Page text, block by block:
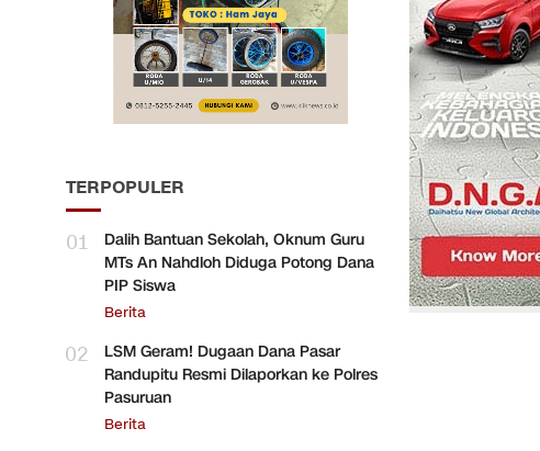
TERPOPULER
01
Dalih Bantuan Sekolah, Oknum Guru
MTs An Nahdloh Diduga Potong Dana
PIP Siswa
Berita
02
LSM Geram! Dugaan Dana Pasar
Randupitu Resmi Dilaporkan ke Polres
Pasuruan
Berita